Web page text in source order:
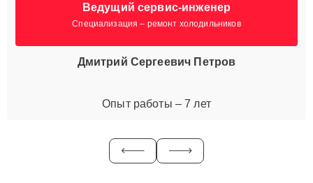
Ведущий сервис-инженер
Специализация – ремонт холодильников
Дмитрий Сергеевич Петров
Опыт работы – 7 лет